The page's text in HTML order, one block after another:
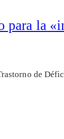
para la
de